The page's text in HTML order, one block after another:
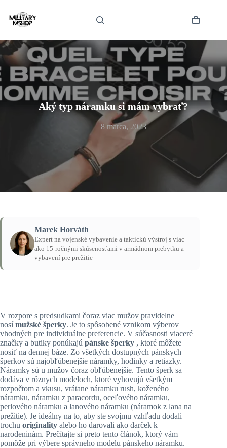
content
Shopping
Aký typ náramku si mám vybrať?
8 marca, 2023
Marek Horváth
Expert na vojenské vybavenie a taktickú výstroj s viac
ako 15-ročnými skúsenosťami v armádnom prebytku a
vybavení pre prežitie
V rozpore s predsudkami čoraz viac mužov pravidelne
nosímužské šperky. Je to spôsobené vznikom výberov
vhodných pre individuálne preferencie. V súčasnosti viaceré
značky a butiky ponúkajú pánske šperky , ktoré môžete
nosiť na dennej báze. Zo všetkých dostupných pánskych
šperkov sú najobľúbenejšie náramky, hodinky a retiazky.
Náramky sú u mužov čoraz obľúbenejšie. Tento šperk sa
dodáva v rôznych modeloch, ktoré vyhovujú všetkým
rozpočtom a vkusu, vrátane náramku rush, koženého
náramku, náramku z paracordu, oceľového náramku,
perlového náramku a lanového náramku (náramok z lana na
prežitie). Je ideálny na to, aby ste svojmu vzhľadu dodali
trochu originality alebo ho darovali ako darček k
narodeninám. Prečítajte si preto tento článok, ktorý vám
pomôže pri výbere správneho modelu pánskeho náramku.